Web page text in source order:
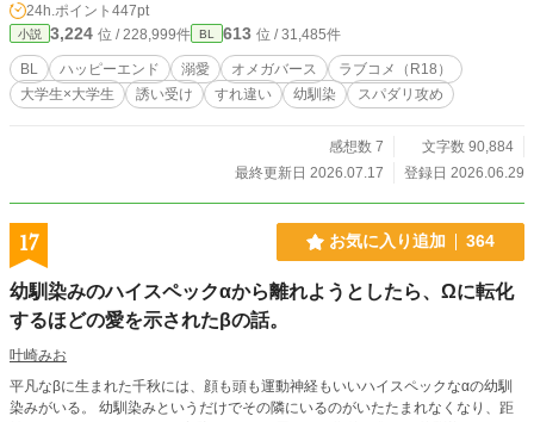
たいオメガの戦略に理性をバキバキに削りながら抵抗する執
着アルファのすれ違いラブコメディ！
24h.ポイント 447pt
小説 3,224 位 / 228,999件 BL 613 位 / 31,485件
BL ハッピーエンド 溺愛 オメガバース
ラブコメ（R18）
大学生×大学生
誘い受け すれ違い 幼馴染 スパダリ攻め
感想数 7
文字数 90,884
最終更新日 2026.07.17
登録日 2026.06.29
17 お気に入り追加 364
幼馴染みのハイスペックαから離れようとしたら、Ωに転化
するほどの愛を示されたβの話。
叶崎みお
平凡なβに生まれた千秋には、顔も頭も運動神経もいいハイスペックなαの幼馴
染みがいる。 幼馴染みというだけでその隣にいるのがいたたまれなくなり、距